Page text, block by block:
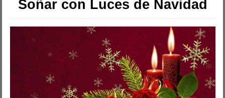
Soñar con Luces de Navidad